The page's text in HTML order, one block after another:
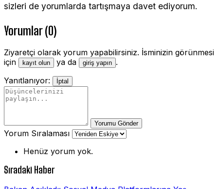
sizleri de yorumlarda tartışmaya davet ediyorum.
Yorumlar (0)
Ziyaretçi olarak yorum yapabilirsiniz. İsminizin görünmesi
için
kayıt olun ya da giriş yapın .
Yanıtlanıyor:
İptal
Yorumu Gönder
Yorum Sıralaması
Henüz yorum yok.
Sıradaki Haber